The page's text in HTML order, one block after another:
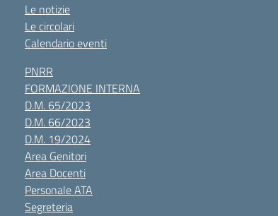
Le notizie
Le circolari
Calendario eventi
PNRR
FORMAZIONE INTERNA
D.M. 65/2023
D.M. 66/2023
D.M. 19/2024
Area Genitori
Area Docenti
Personale ATA
Segreteria